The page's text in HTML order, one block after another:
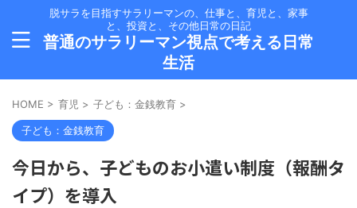
脱サラを目指すサラリーマンの、仕事と、育児と、家事
と、投資と、その他日常の日記
普通のサラリーマン視点で考える日常
生活
HOME > 育児 > 子ども：金銭教育 >
子ども：金銭教育
今日から、子どものお小遣い制度（報酬タ
イプ）を導入